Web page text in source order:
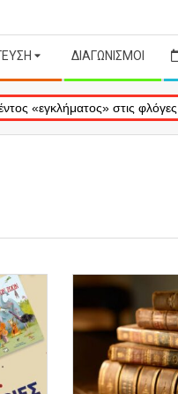
ΔΙΑΓΩΝΙΣΜΟΊ
στις φλόγες – Η